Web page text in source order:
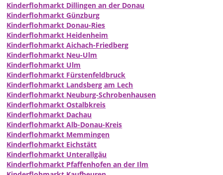
Kinderflohmarkt Dillingen an der Donau
Kinderflohmarkt Günzburg
Kinderflohmarkt Donau-Ries
Kinderflohmarkt Heidenheim
Kinderflohmarkt Aichach-Friedberg
Kinderflohmarkt Neu-Ulm
Kinderflohmarkt Ulm
Kinderflohmarkt Fürstenfeldbruck
Kinderflohmarkt Landsberg am Lech
Kinderflohmarkt Neuburg-Schrobenhausen
Kinderflohmarkt Ostalbkreis
Kinderflohmarkt Dachau
Kinderflohmarkt Alb-Donau-Kreis
Kinderflohmarkt Memmingen
Kinderflohmarkt Eichstätt
Kinderflohmarkt Unterallgäu
Kinderflohmarkt Pfaffenhofen an der Ilm